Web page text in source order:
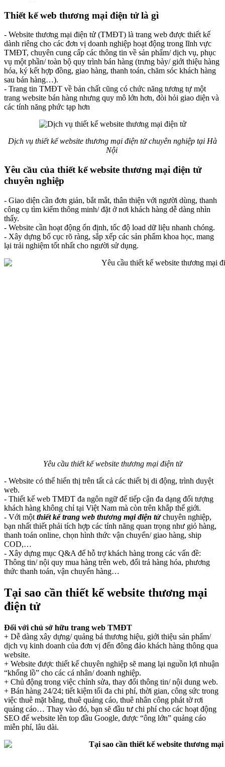
Thiết kế web thương mại điện tử là gì
- Website thương mại điện tử (TMĐT) là trang web được thiết kế
dành riêng cho các đơn vị doanh nghiệp hoạt động trong lĩnh vực
TMĐT, chuyên cung cấp các thông tin về sản phẩm/ dịch vụ, phục
vụ một phần/ toàn bộ quy trình bán hàng (trưng bày/ giới thiệu hàng
hóa, ký kết hợp đồng, giao hàng, thanh toán, chăm sóc khách hàng
sau bán hàng…).
- Trang tin TMĐT về bản chất cũng có chức năng tương tự một
trang website bán hàng nhưng quy mô lớn hơn, đòi hỏi giao diện và
các tính năng phức tạp hơn
Dịch vụ thiết kế website thương mại điện tử chuyên nghiệp tại Hà
Nội
Yêu cầu của thiết kế website thương mại điện tử
chuyên nghiệp
- Giao diện cần đơn giản, bắt mắt, thân thiện với người dùng, thanh
công cụ tìm kiếm thông minh/ đặt ở nơi khách hàng dễ dàng nhìn
thấy.
- Website cần hoạt động ổn định, tốc độ load dữ liệu nhanh chóng.
- Xây dựng bố cục rõ ràng, sắp xếp các sản phẩm khoa học, mang
lại trải nghiệm tốt nhất cho người sử dụng.
Yêu cầu thiết kế website thương mại điện tử
- Website có thể hiển thị trên tất cả các thiết bị di động, trình duyệt
web.
- Thiết kế web TMĐT đa ngôn ngữ để tiếp cận đa dạng đối tượng
khách hàng không chỉ tại Việt Nam mà còn trên khắp thế giới.
- Với một thiết kế trang web thương mại điện tửchuyên nghiệp,
bạn nhất thiết phải tích hợp các tính năng quan trọng như giỏ hàng,
thanh toán online, chọn hình thức vận chuyển/ giao hàng, ship
COD,…
- Xây dựng mục Q&A để hỗ trợ khách hàng trong các vấn đề:
Thông tin/ nội quy mua hàng trên web, đổi trả hàng hóa, phương
thức thanh toán, vận chuyển hàng…
Tại sao cần thiết kế website thương mại
điện tử
Đối với chủ sở hữu trang web TMĐT
+ Dễ dàng xây dựng/ quảng bá thương hiệu, giới thiệu sản phẩm/
dịch vụ kinh doanh của đơn vị đến đông đảo khách hàng thông qua
website.
+ Website được thiết kế chuyên nghiệp sẽ mang lại nguồn lợi nhuận
“khổng lồ” cho các cá nhân/ doanh nghiệp.
+ Chủ động trong việc chỉnh sửa, thay đổi thông tin/ nội dung web.
+ Bán hàng 24/24; tiết kiệm tối đa chi phí, thời gian, công sức trong
việc thuê mặt bằng, thuê quảng cáo, thuê nhân công phát tờ rơi
quảng cáo… Thay vào đó, bạn sẽ đầu tư chi phí cho các hoạt động
SEO để website lên top đầu Google, được “ông lớn” quảng cáo
miễn phí, lâu dài.